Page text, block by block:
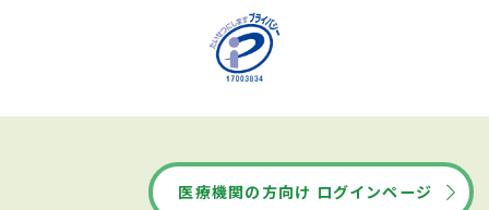
医療機関の方向け ログインページ